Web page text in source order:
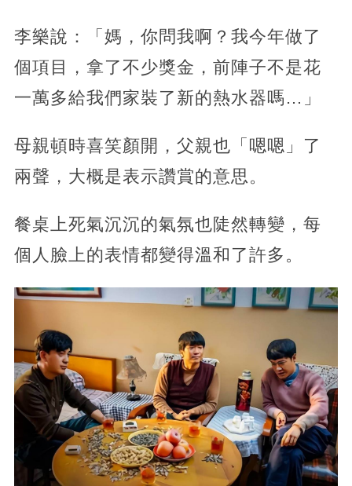
李樂說：「媽，你問我啊？我今年做了
個項目，拿了不少獎金，前陣子不是花
一萬多給我們家裝了新的熱水器嗎…」
母親頓時喜笑顏開，父親也「嗯嗯」了
兩聲，大概是表示讚賞的意思。
餐桌上死氣沉沉的氣氛也陡然轉變，每
個人臉上的表情都變得溫和了許多。